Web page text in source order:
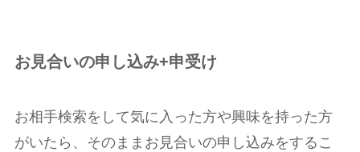
お見合いの申し込み+申受け
お相手検索をして気に入った方や興味を持った方
がいたら、そのままお見合いの申し込みをするこ